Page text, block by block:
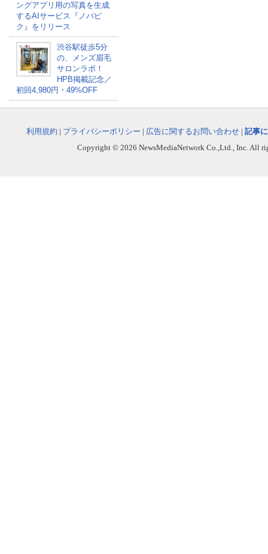
ングアプリ用の写真を生成
するAIサービス『ノバピ
ク』をリリース
渋谷駅徒歩5分
の、メンズ眉毛
サロンラボ！
HPB掲載記念／
初回4,980円・49%OFF
利用規約 | プライバシーポリシー | 広告に関するお問い合わせ | 記事
Copyright © 2026 NewsMediaNetwork Co.,Ltd., Inc. All